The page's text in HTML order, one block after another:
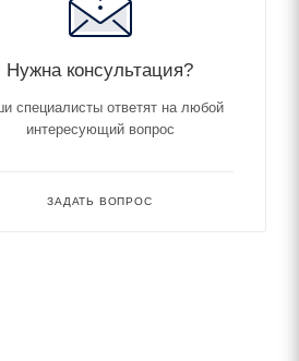
Нужна консультация?
специалисты ответят на любой
интересующий вопрос
ЗАДАТЬ ВОПРОС